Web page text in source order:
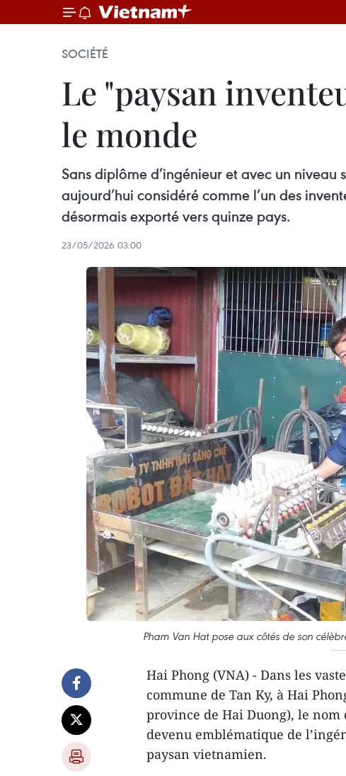
SOCIÉTÉ
Le "paysan
le monde
Sans diplôme d’ingénieur et avec un
aujourd’hui considéré comme l’un des
désormais exporté vers quinze pays.
23/05/2026 03:00
Pham Van Hat pose aux côtés de son
Hai Phong (VNA) - Dans les
commune de Tan Ky, à Hai
province de Hai Duong), le nom
devenu emblématique de
paysan vietnamien.